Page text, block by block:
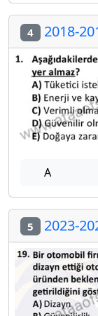
4 2018-
A
5 2023-